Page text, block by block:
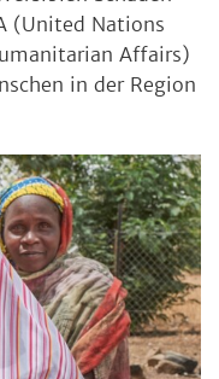
(United Nations
Affairs)
in der Region